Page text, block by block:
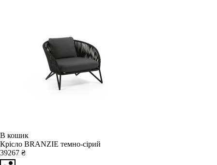
В кошик
Крісло BRANZIE темно-сірий
39267 ₴